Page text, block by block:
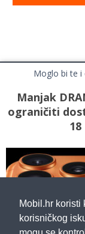
Mobil.hr koristi
korisničkog
Moglo bi te i
Manjak
ograničiti
Top Liste
Cafe Mobil
Usporedi mobitele
Impressum
Marketing
Pravne odredbe